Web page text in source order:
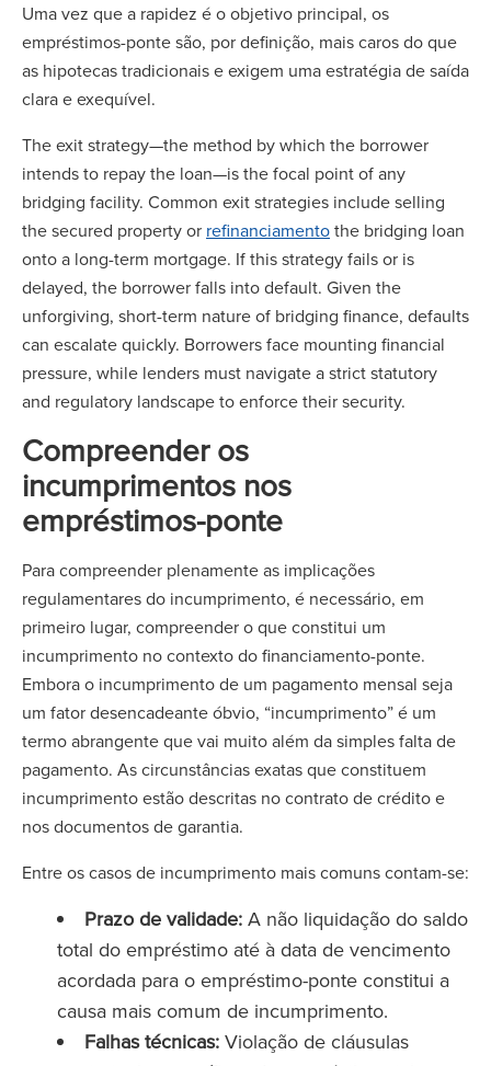
Uma vez que a rapidez é o objetivo principal, os
empréstimos-ponte são, por definição, mais caros do que
as hipotecas tradicionais e exigem uma estratégia de saída
clara e exequível.
The exit strategy—the method by which the borrower
intends to repay the loan—is the focal point of any
bridging facility. Common exit strategies include selling
the secured property or refinanciamentothe bridging loan
onto a long-term mortgage. If this strategy fails or is
delayed, the borrower falls into default. Given the
unforgiving, short-term nature of bridging finance, defaults
can escalate quickly. Borrowers face mounting financial
pressure, while lenders must navigate a strict statutory
and regulatory landscape to enforce their security.
Compreender os
incumprimentos nos
empréstimos-ponte
Para compreender plenamente as implicações
regulamentares do incumprimento, é necessário, em
primeiro lugar, compreender o que constitui um
incumprimento no contexto do financiamento-ponte.
Embora o incumprimento de um pagamento mensal seja
um fator desencadeante óbvio, “incumprimento” é um
termo abrangente que vai muito além da simples falta de
pagamento. As circunstâncias exatas que constituem
incumprimento estão descritas no contrato de crédito e
nos documentos de garantia.
Entre os casos de incumprimento mais comuns contam-se:
Prazo de validade: A não liquidação do saldo
total do empréstimo até à data de vencimento
acordada para o empréstimo-ponte constitui a
causa mais comum de incumprimento.
Falhas técnicas: Violação de cláusulas